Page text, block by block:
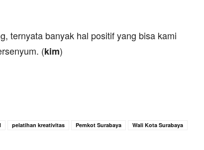
ternyata banyak hal positif yang bisa kami
(kim)
pelatihan kreativitas Pemkot Surabaya
Wali Kota Surabaya